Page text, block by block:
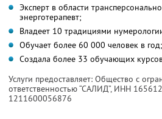
Эксперт в области
энерготерапевт;
Владеет 10 традициями
Обучает более 60 000 человек в год;
Создала более 33 обучающих
Услуги предоставляет: Общество с
ответственностью “САЛИД”, ИНН
1211600056876